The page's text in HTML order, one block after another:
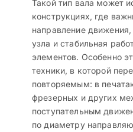
Такой тип вала может
конструкциях, где
направление
узла и стабильная
элементов. Особенно
техники, в которой
повторяемым: в
фрезерных и других
поступательным
по диаметру